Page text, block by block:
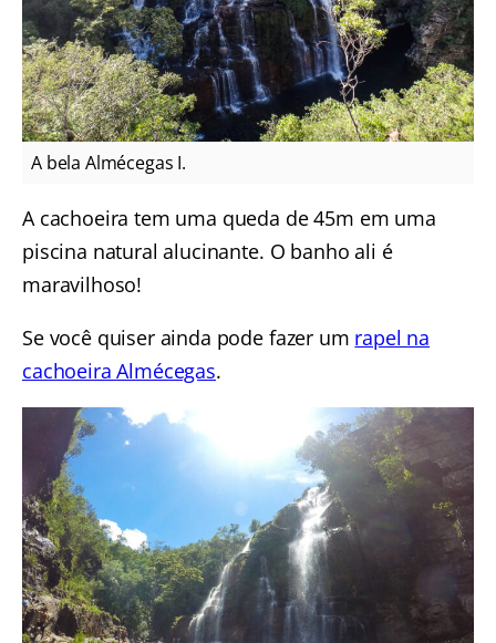
A bela Almécegas I.
A cachoeira tem uma queda de 45m em uma
piscina natural alucinante. O banho ali é
maravilhoso!
Se você quiser ainda pode fazer um rapel na
cachoeira Almécegas.